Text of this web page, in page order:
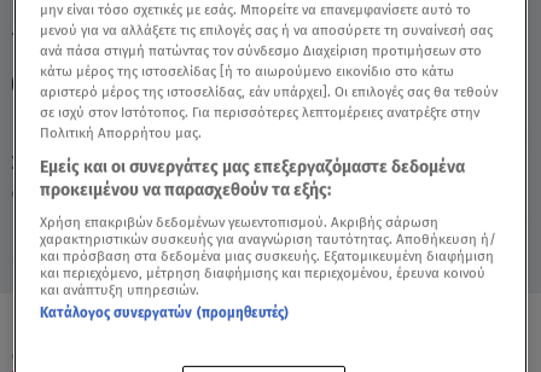
Σάββατο 8 Αυγούστου 2026
24.05.21, 15:37 ΖΩΔΙΑ
TAGS: ΣΚΟΡΠΙΟΣ ΖΩΔΙΑ ΣΚΟΡΠΙΟΣ ΖΩΔΙΑ
ΑΣΤΡΟΛΟΓΙΚΕΣ ΠΡΟΒΛΕΨΕΙΣ ΑΣΗ ΜΠΗΛΙΟΥ
ΟΛΑ ΤΑ ΒΙΝΤΕΟ
μην είναι τόσο σχετικές με εσάς. Μπορείτε να επανεμφανίσετε αυτό το
μενού για να αλλάξετε τις επιλογές σας ή να αποσύρετε τη συναίνεσή σας
ανά πάσα στιγμή πατώντας τον σύνδεσμο Διαχείριση προτιμήσεων στο
κάτω μέρος της ιστοσελίδας [ή το αιωρούμενο εικονίδιο στο κάτω
αριστερό μέρος της ιστοσελίδας, εάν υπάρχει]. Οι επιλογές σας θα τεθούν
σε ισχύ στον Ιστότοπος. Για περισσότερες λεπτομέρειες ανατρέξτε στην
Πολιτική Απορρήτου μας.
Εμείς και οι συνεργάτες μας επεξεργαζόμαστε δεδομένα
προκειμένου να παρασχεθούν τα εξής:
Χρήση επακριβών δεδομένων γεωεντοπισμού. Ακριβής σάρωση
χαρακτηριστικών συσκευής για αναγνώριση ταυτότητας. Αποθήκευση ή/
και πρόσβαση στα δεδομένα μιας συσκευής. Εξατομικευμένη διαφήμιση
και περιεχόμενο, μέτρηση διαφήμισης και περιεχομένου, έρευνα κοινού
και ανάπτυξη υπηρεσιών.
Κατάλογος συνεργατών (προμηθευτές)